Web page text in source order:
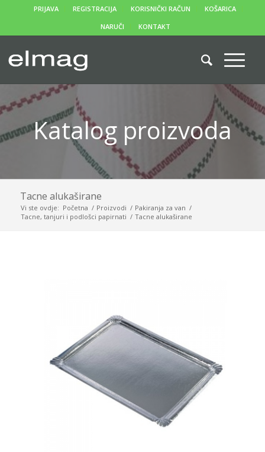
PRIJAVA REGISTRACIJA KORISNIČKI RAČUN
KOŠARICA
NARUČI
KONTAKT
Katalog proizvoda
Tacne alukaširane
Vi ste ovdje: Početna / Proizvodi / Pakiranja za van /
Tacne, tanjuri i podlošci papirnati / Tacne alukaširane